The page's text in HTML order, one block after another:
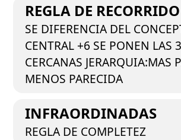
REGLA DE RECORRIDO
SE DIFERENCIA DEL
CENTRAL +6 SE PONEN LAS
CERCANAS JERARQUIA:MAS
MENOS PARECIDA
INFRAORDINADAS
REGLA DE COMPLETEZ